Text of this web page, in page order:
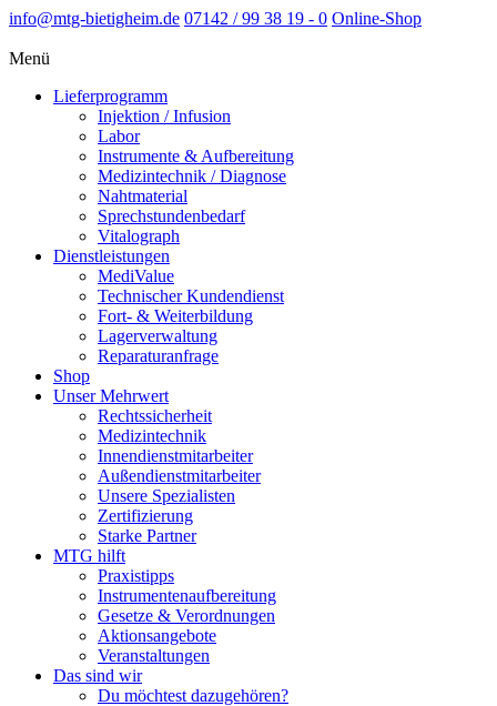
info@mtg-bietigheim.de 07142 / 99 38 19 - 0 Online-Shop
Menü
Lieferprogramm
Injektion / Infusion
Labor
Instrumente & Aufbereitung
Medizintechnik / Diagnose
Nahtmaterial
Sprechstundenbedarf
Vitalograph
Dienstleistungen
MediValue
Technischer Kundendienst
Fort- & Weiterbildung
Lagerverwaltung
Reparaturanfrage
Shop
Unser Mehrwert
Rechtssicherheit
Medizintechnik
Innendienstmitarbeiter
Außendienstmitarbeiter
Unsere Spezialisten
Zertifizierung
Starke Partner
MTG hilft
Praxistipps
Instrumentenaufbereitung
Gesetze & Verordnungen
Aktionsangebote
Veranstaltungen
Das sind wir
Du möchtest dazugehören?